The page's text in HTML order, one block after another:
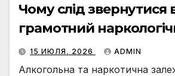
Чому слід звернутися
грамотний
15 ИЮЛЯ, 2026 ADMIN
Алкогольна та наркотична